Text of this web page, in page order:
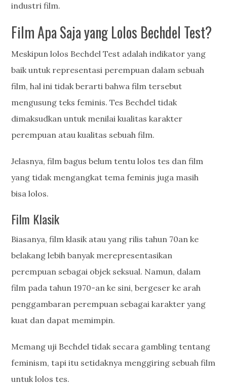
industri film.
Film Apa Saja yang Lolos Bechdel Test?
Meskipun lolos Bechdel Test adalah indikator yang
baik untuk representasi perempuan dalam sebuah
film, hal ini tidak berarti bahwa film tersebut
mengusung teks feminis. Tes Bechdel tidak
dimaksudkan untuk menilai kualitas karakter
perempuan atau kualitas sebuah film.
Jelasnya, film bagus belum tentu lolos tes dan film
yang tidak mengangkat tema feminis juga masih
bisa lolos.
Film Klasik
Biasanya, film klasik atau yang rilis tahun 70an ke
belakang lebih banyak merepresentasikan
perempuan sebagai objek seksual. Namun, dalam
film pada tahun 1970-an ke sini, bergeser ke arah
penggambaran perempuan sebagai karakter yang
kuat dan dapat memimpin.
Memang uji Bechdel tidak secara gambling tentang
feminism, tapi itu setidaknya menggiring sebuah film
untuk lolos tes.